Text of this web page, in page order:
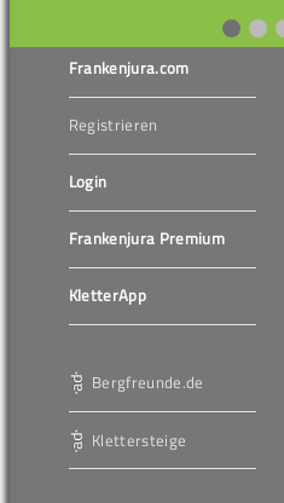
Frankenjura.com
Registrieren
Login
Frankenjura Premium
KletterApp
Bergfreunde.de
Klettersteige